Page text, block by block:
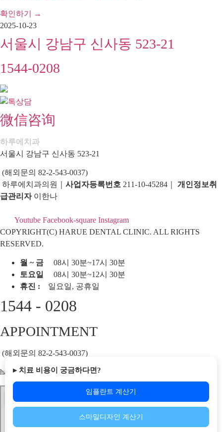
확인하기 →
2025-10-23
▸ 치료 비용이 궁금하다면?
임플란트 계산기
스마일디자인 계산기
서울시 강남구 신사동 523-21
1544-0208
微信咨询
하루에치과
서울시 강남구 신사동 523-21
(해외문의 82-2-543-0037)
하루에치과의원｜ 사업자등록번호 211-10-45284｜ 개인정보취
급관리자이한나
Youtube Facebook-square Instagram
COPYRIGHT(C) HARUE DENTAL CLINIC. ALL RIGHTS
RESERVED.
월 ~ 금 08시 30분~17시 30분
토요일
08시 30분~12시 30분
휴진 : 일요일, 공휴일
1544 - 0208
APPOINTMENT
(해외문의 82-2-543-0037)
haruemakeover@gmail.com